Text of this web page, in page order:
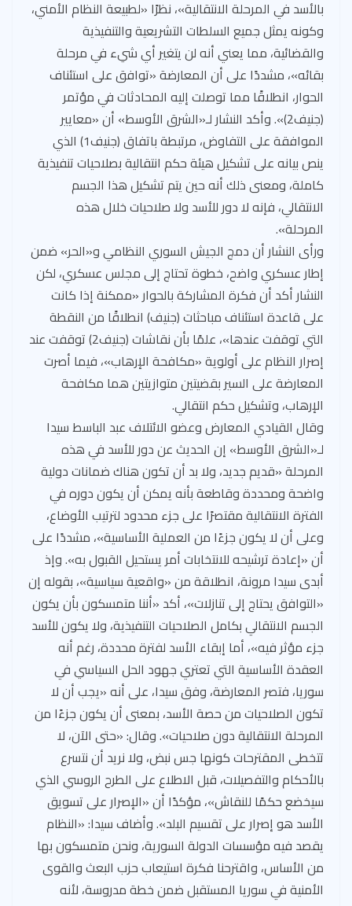
بالأسد في المرحلة الانتقالية»، نظرًا «لطبيعة النظام الأمني،
وكونه يمثل جميع السلطات التشريعية والتنفيذية
والقضائية، مما يعني أنه لن يتغير أي شيء في مرحلة
بقائه»، مشددًا على أن المعارضة «توافق على استئناف
الحوار، انطلاقًا مما توصلت إليه المحادثات في مؤتمر
(جنيف2)». وأكد النشار لـ«الشرق الأوسط» أن «معايير
الموافقة على التفاوض، مرتبطة باتفاق (جنيف1) الذي
ينص بيانه على تشكيل هيئة حكم انتقالية بصلاحيات تنفيذية
كاملة، ومعنى ذلك أنه حين يتم تشكيل هذا الجسم
الانتقالي، فإنه لا دور للأسد ولا صلاحيات خلال هذه
المرحلة».
ورأى النشار أن دمج الجيش السوري النظامي و«الحر» ضمن
إطار عسكري واضح، خطوة تحتاج إلى مجلس عسكري، لكن
النشار أكد أن فكرة المشاركة بالحوار «ممكنة إذا كانت
على قاعدة استئناف مباحثات (جنيف) انطلاقًا من النقطة
التي توقفت عندها»، علمًا بأن نقاشات (جنيف2) توقفت عند
إصرار النظام على أولوية «مكافحة الإرهاب»، فيما أصرت
المعارضة على السير بقضيتين متوازيتين هما مكافحة
الإرهاب، وتشكيل حكم انتقالي.
وقال القيادي المعارض وعضو الائتلاف عبد الباسط سيدا
لـ«الشرق الأوسط» إن الحديث عن دور للأسد في هذه
المرحلة «قديم جديد، ولا بد أن تكون هناك ضمانات دولية
واضحة ومحددة وقاطعة بأنه يمكن أن يكون دوره في
الفترة الانتقالية مقتصرًا على جزء محدود لترتيب الأوضاع،
وعلى أن لا يكون جزءًا من العملية الأساسية»، مشددًا على
أن «إعادة ترشيحه للانتخابات أمر يستحيل القبول به». وإذ
أبدى سيدا مرونة، انطلاقة من «واقعية سياسية»، بقوله إن
«التوافق يحتاج إلى تنازلات»، أكد «أننا متمسكون بأن يكون
الجسم الانتقالي بكامل الصلاحيات التنفيذية، ولا يكون للأسد
جزء مؤثر فيه»، أما إبقاء الأسد لفترة محددة، رغم أنه
العقدة الأساسية التي تعتري جهود الحل السياسي في
سوريا، فتصر المعارضة، وفق سيدا، على أنه «يجب أن لا
تكون الصلاحيات من حصة الأسد، بمعنى أن يكون جزءًا من
المرحلة الانتقالية دون صلاحيات». وقال: «حتى الآن، لا
تتخطى المقترحات كونها جس نبض، ولا نريد أن نتسرع
بالأحكام والتفصيلات، قبل الاطلاع على الطرح الروسي الذي
سيخضع حكمًا للنقاش»، مؤكدًا أن «الإصرار على تسويق
الأسد هو إصرار على تقسيم البلد». وأضاف سيدا: «النظام
يقصد فيه مؤسسات الدولة السورية، ونحن متمسكون بها
من الأساس، واقترحنا فكرة استيعاب حزب البعث والقوى
الأمنية في سوريا المستقبل ضمن خطة مدروسة، لأنه